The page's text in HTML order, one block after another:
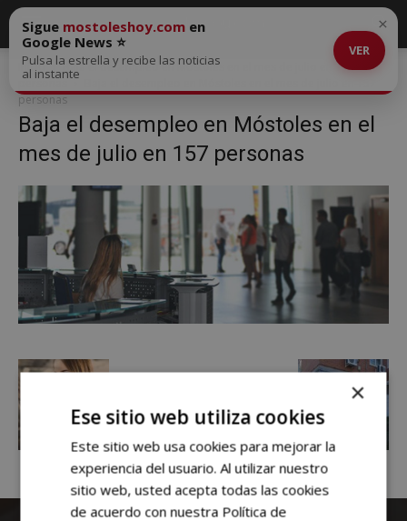
Inicio
Baja el desempleo en Móstoles en el mes de julio en 157
personas
personas
Baja el desempleo en Móstoles en el
mes de julio en 157 personas
Sigue mostoleshoy.com en
Google News ⭐
Pulsa la estrella y recibe las noticias
al instante
VER
×
×
Ese sitio web utiliza cookies
Este sitio web usa cookies para mejorar la
experiencia del usuario. Al utilizar nuestro
sitio web, usted acepta todas las cookies
de acuerdo con nuestra Política de